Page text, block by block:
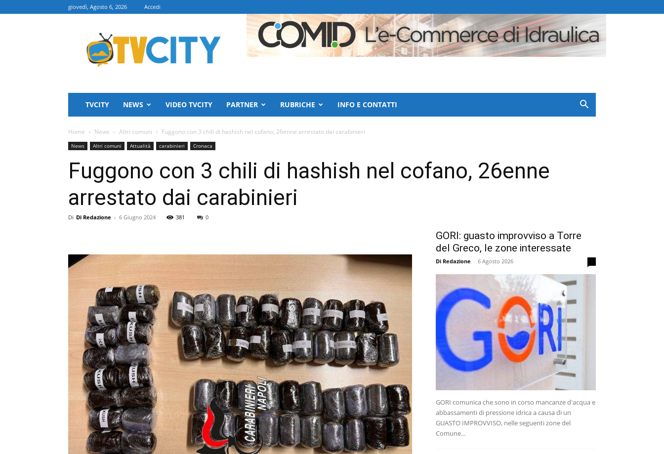
giovedì, Agosto 6, 2026 Accedi
TVCITY
TVCITY NEWS VIDEO TVCITY PARTNER RUBRICHE INFO E CONTATTI
Home News Altri comuni Fuggono con 3 chili di hashish nel cofano, 26enne arrestato dai carabinieri
News Altri comuni Attualità carabinieri Cronaca
Fuggono con 3 chili di hashish nel cofano, 26enne
arrestato dai carabinieri
Di Di Redazione - 6 Giugno 2024 381 0
GORI: guasto improvviso a Torre
del Greco, le zone interessate
Di Redazione - 6 Agosto 2026
GORI comunica che sono in corso mancanze d'acqua e
abbassamenti di pressione idrica a causa di un
GUASTO IMPROVVISO, nelle seguenti zone del
Comune...